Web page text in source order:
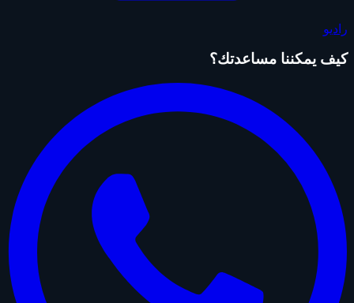
راديو
كيف يمكننا مساعدتك؟